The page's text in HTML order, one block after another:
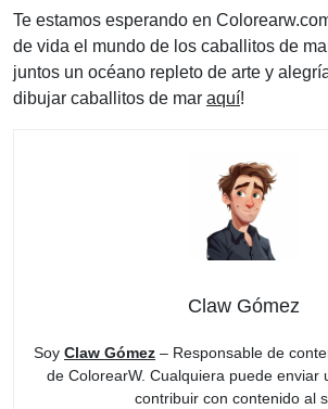
Te estamos esperando en
de vida el mundo de los caballitos de
juntos un océano repleto de arte y
dibujar caballitos de mar aquí!
Claw Gómez
Soy Claw Gómez – Responsable de
de ColorearW. Cualquiera puede enviar
contribuir con contenido al